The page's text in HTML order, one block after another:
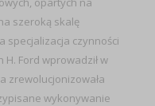
szeroką skalę
specjalizacja czynności
H. Ford wprowadził w
zrewolucjonizowała
wykonywanie